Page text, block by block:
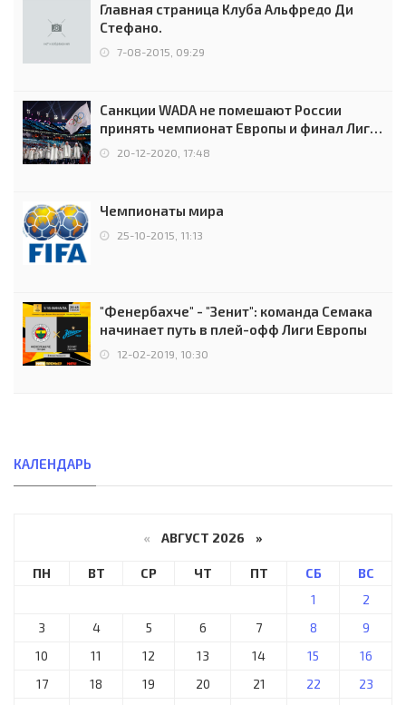
Главная страница Клуба Альфредо Ди
Стефано.
7-08-2015, 09:29
Санкции WADA не помешают России
принять чемпионат Европы и финал Лиги
чемпионов.
20-12-2020, 17:48
Чемпионаты мира
25-10-2015, 11:13
"Фенербахче" - "Зенит": команда Семака
начинает путь в плей-офф Лиги Европы
12-02-2019, 10:30
КАЛЕНДАРЬ
« АВГУСТ 2026 »
ПН ВТ СР ЧТ ПТ СБ
ВС
1
2
3
4 5 6 7 8
9
10
11 12 13 14 15
16
17
18 19 20 21 22
23